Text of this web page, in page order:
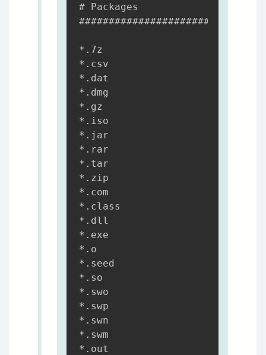
# Packages
############################
*.7z
*.csv
*.dat
*.dmg
*.gz
*.iso
*.jar
*.rar
*.tar
*.zip
*.com
*.class
*.dll
*.exe
*.o
*.seed
*.so
*.swo
*.swp
*.swn
*.swm
*.out